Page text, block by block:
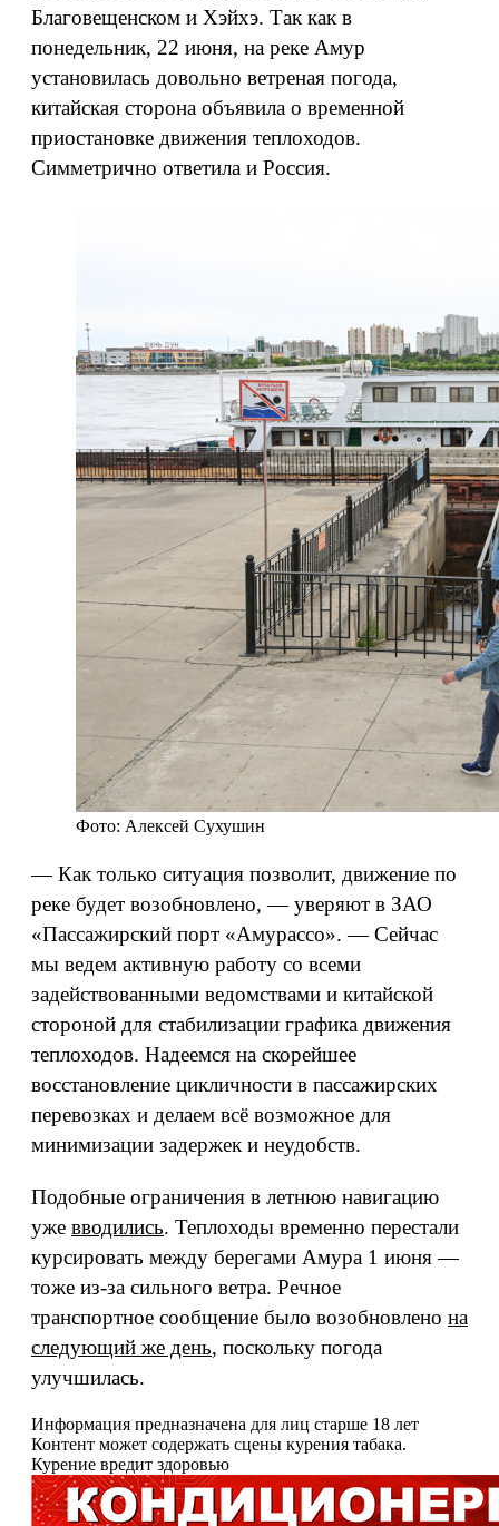
Благовещенском и Хэйхэ. Так как в
понедельник, 22 июня, на реке Амур
установилась довольно ветреная погода,
китайская сторона объявила о временной
приостановке движения теплоходов.
Симметрично ответила и Россия.
Фото: Алексей Сухушин
— Как только ситуация позволит, движение по
реке будет возобновлено, — уверяют в ЗАО
«Пассажирский порт «Амурассо». — Сейчас
мы ведем активную работу со всеми
задействованными ведомствами и китайской
стороной для стабилизации графика движения
теплоходов. Надеемся на скорейшее
восстановление цикличности в пассажирских
перевозках и делаем всё возможное для
минимизации задержек и неудобств.
Подобные ограничения в летнюю навигацию
уже вводились. Теплоходы временно перестали
курсировать между берегами Амура 1 июня —
тоже из-за сильного ветра. Речное
транспортное сообщение было возобновлено на
следующий же день, поскольку погода
улучшилась.
Информация предназначена для лиц старше 18 лет
Контент может содержать сцены курения табака.
Курение вредит здоровью